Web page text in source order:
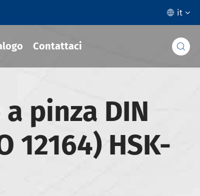
 it
Contattaci 
pinza DIN
12164) HSK-